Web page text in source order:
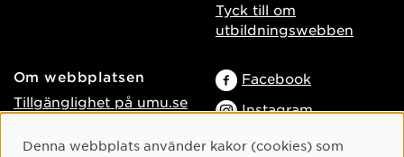
Tyck till om
utbildningswebben
Om webbplatsen
Tillgänglighet på umu.se
personuppgifter
Facebook
Instagram
TikTok
Cookie-samtycke
Denna webbplats använder kakor (cookies) som